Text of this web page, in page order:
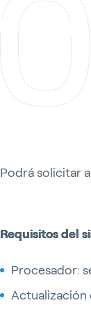
Podrá solicitar
Requisitos del
Procesador:
​​​Actualización